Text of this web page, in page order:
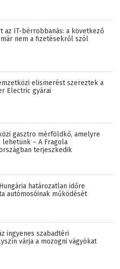
az IT-bérrobbanás: a következő
nem a fizetésekről szól
elismerést szereztek a
Electric gyárai
gasztro mérföldkő, amelyre
lehetünk – A Fragola
terjeszkedik
határozatlan időre
autómosóinak működését
ingyenes szabadtéri
várja a mozogni vágyókat